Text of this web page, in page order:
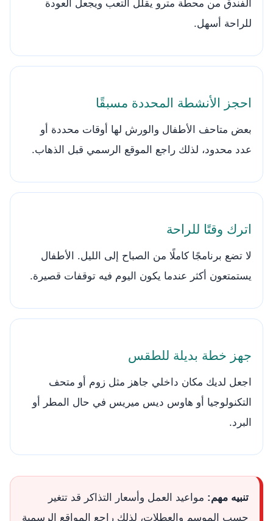
الفندق من محطة مترو يقلل التعب ويجعل العودة
للراحة أسهل.
احجز الأنشطة المحددة مسبقًا
بعض متاحف الأطفال والورش لها أوقات محددة أو
عدد محدود، لذلك راجع الموقع الرسمي قبل الذهاب.
اترك وقتًا للراحة
لا تضع برنامجًا كاملًا من الصباح إلى الليل. الأطفال
يستمتعون أكثر عندما يكون اليوم فيه توقفات قصيرة.
جهز خطة بديلة للطقس
اجعل لديك مكان داخلي جاهز مثل زوم أو متحف
التكنولوجيا أو هاوس ديس ميريس في حال المطر أو
البرد.
تنبيه مهم: مواعيد العمل وأسعار التذاكر قد تتغير
حسب الموسم والعطلات، لذلك راجع المواقع الرسمية